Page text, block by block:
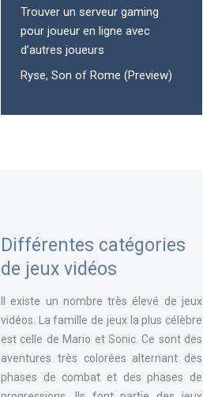
Trouver un serveur gaming
pour joueur en ligne avec
d’autres joueurs
Ryse, Son of Rome (Preview)
Différentes catégories
de jeux vidéos
Il existe un nombre très élevé de jeux
vidéos. La famille de jeux la plus célèbre
est celle de Mario et Sonic. Ce sont des
aventures très colorées alternant des
phases de combat et des phases de